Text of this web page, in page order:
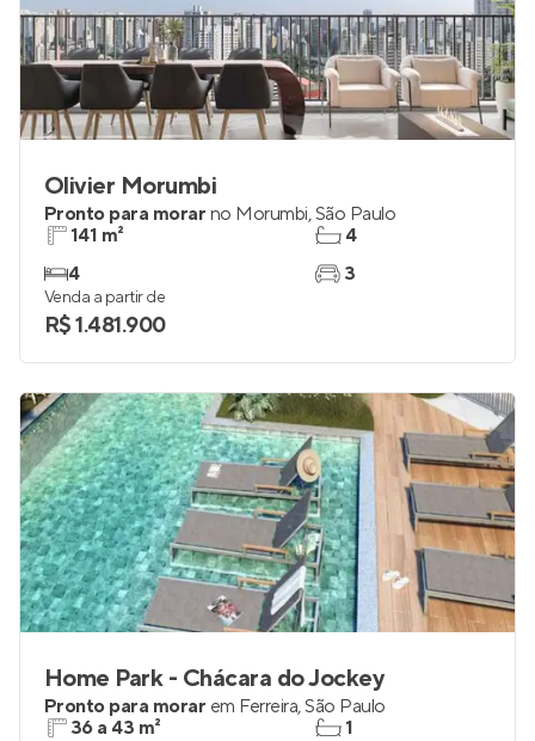
Olivier Morumbi
Pronto para morar no Morumbi,São Paulo
141 m²
4
4
3
Venda a partir de
R$ 1.481.900
Home Park - Chácara do Jockey
Pronto para morar em Ferreira,São Paulo
36 a 43 m²
1